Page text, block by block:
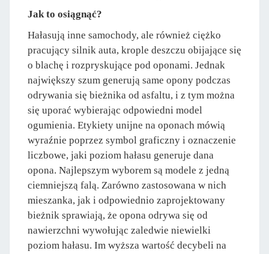
Jak to osiągnąć?
Hałasują inne samochody, ale również ciężko
pracujący silnik auta, krople deszczu obijające się
o blachę i rozpryskujące pod oponami. Jednak
największy szum generują same opony podczas
odrywania się bieżnika od asfaltu, i z tym można
się uporać wybierając odpowiedni model
ogumienia. Etykiety unijne na oponach mówią
wyraźnie poprzez symbol graficzny i oznaczenie
liczbowe, jaki poziom hałasu generuje dana
opona. Najlepszym wyborem są modele z jedną
ciemniejszą falą. Zarówno zastosowana w nich
mieszanka, jak i odpowiednio zaprojektowany
bieżnik sprawiają, że opona odrywa się od
nawierzchni wywołując zaledwie niewielki
poziom hałasu. Im wyższa wartość decybeli na